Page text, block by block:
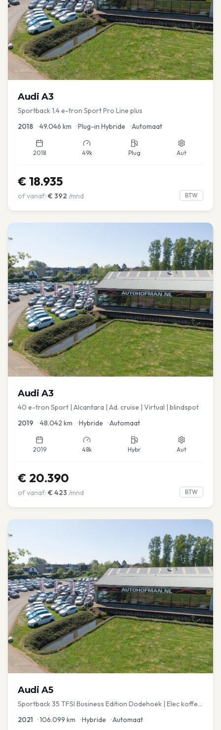
Audi A3
Sportback 1.4 e-tron Sport Pro Line plus
2018 •49.046 km •Plug-in Hybride •Automaat
2018 49k Plug Aut
€ 18.935
of vanaf: € 392 /mnd BTW
Audi A3
40 e-tron Sport | Alcantara | Ad. cruise | Virtual | blindspot
2019 •48.042 km •Hybride •Automaat
2019 48k Hybr Aut
€ 20.390
of vanaf: € 423 /mnd BTW
Audi A5
Sportback 35 TFSI Business Edition Dodehoek | Elec koffer
2021 •106.099 km •Hybride •Automaat